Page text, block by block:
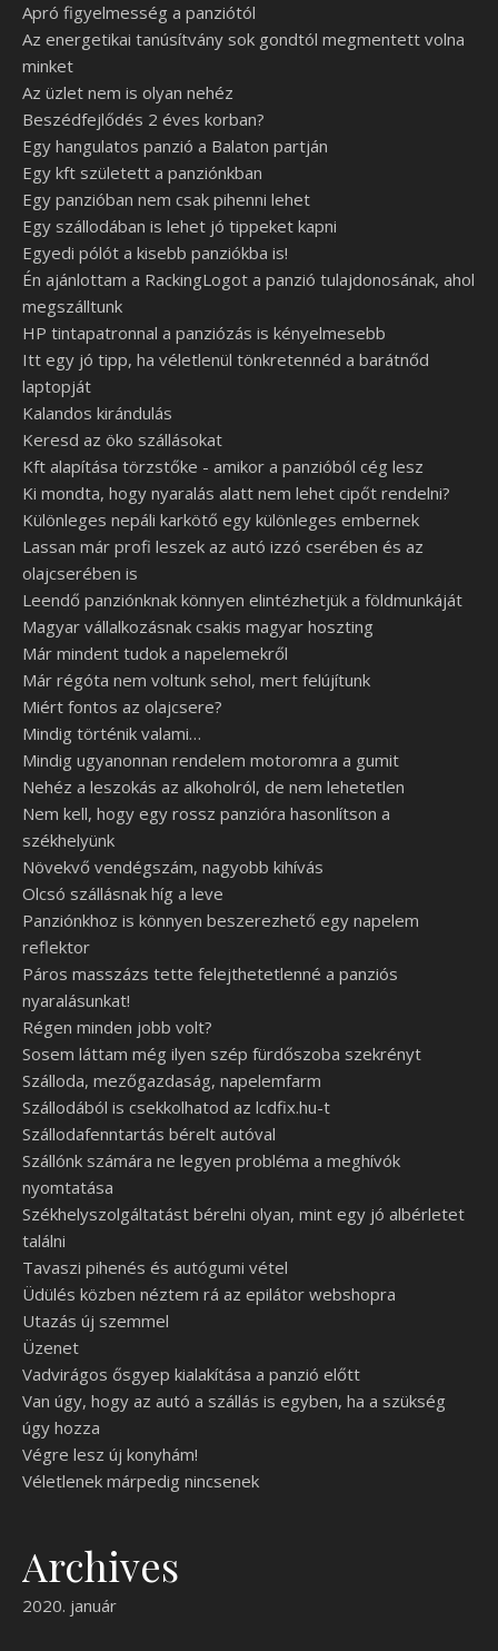
Apró figyelmesség a panziótól
Az energetikai tanúsítvány sok gondtól megmentett volna
minket
Az üzlet nem is olyan nehéz
Beszédfejlődés 2 éves korban?
Egy hangulatos panzió a Balaton partján
Egy kft született a panziónkban
Egy panzióban nem csak pihenni lehet
Egy szállodában is lehet jó tippeket kapni
Egyedi pólót a kisebb panziókba is!
Én ajánlottam a RackingLogot a panzió tulajdonosának, ahol
megszálltunk
HP tintapatronnal a panziózás is kényelmesebb
Itt egy jó tipp, ha véletlenül tönkretennéd a barátnőd
laptopját
Kalandos kirándulás
Keresd az öko szállásokat
Kft alapítása törzstőke - amikor a panzióból cég lesz
Ki mondta, hogy nyaralás alatt nem lehet cipőt rendelni?
Különleges nepáli karkötő egy különleges embernek
Lassan már profi leszek az autó izzó cserében és az
olajcserében is
Leendő panziónknak könnyen elintézhetjük a földmunkáját
Magyar vállalkozásnak csakis magyar hoszting
Már mindent tudok a napelemekről
Már régóta nem voltunk sehol, mert felújítunk
Miért fontos az olajcsere?
Mindig történik valami…
Mindig ugyanonnan rendelem motoromra a gumit
Nehéz a leszokás az alkoholról, de nem lehetetlen
Nem kell, hogy egy rossz panzióra hasonlítson a
székhelyünk
Növekvő vendégszám, nagyobb kihívás
Olcsó szállásnak híg a leve
Panziónkhoz is könnyen beszerezhető egy napelem
reflektor
Páros masszázs tette felejthetetlenné a panziós
nyaralásunkat!
Régen minden jobb volt?
Sosem láttam még ilyen szép fürdőszoba szekrényt
Szálloda, mezőgazdaság, napelemfarm
Szállodából is csekkolhatod az lcdfix.hu-t
Szállodafenntartás bérelt autóval
Szállónk számára ne legyen probléma a meghívók
nyomtatása
Székhelyszolgáltatást bérelni olyan, mint egy jó albérletet
találni
Tavaszi pihenés és autógumi vétel
Üdülés közben néztem rá az epilátor webshopra
Utazás új szemmel
Üzenet
Vadvirágos ősgyep kialakítása a panzió előtt
Van úgy, hogy az autó a szállás is egyben, ha a szükség
úgy hozza
Végre lesz új konyhám!
Véletlenek márpedig nincsenek
Archives
2020. január